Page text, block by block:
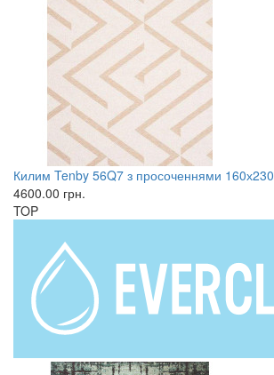
Килим Tenby 56Q7 з просоченнями 160х230
4600.00 грн.
TOP